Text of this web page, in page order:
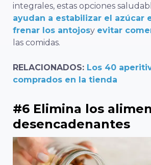
integrales, estas opciones
ayudan a estabilizar el azúcar
frenar los antojosy evitar
las comidas.
RELACIONADOS: Los 40
comprados en la tienda
#6 Elimina los
desencadenantes